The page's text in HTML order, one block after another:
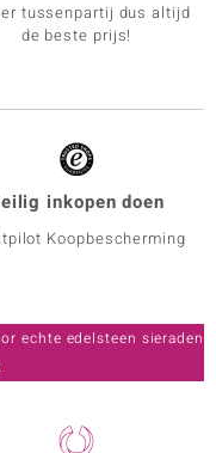
tussenpartij dus altijd
de beste prijs!
inkopen doen
Koopbescherming
echte edelsteen sieraden